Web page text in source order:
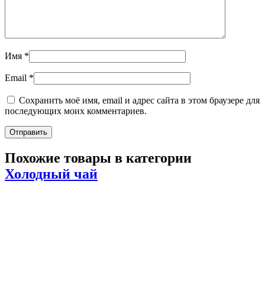
Имя *
Email *
Сохранить моё имя, email и адрес сайта в этом браузере для
последующих моих комментариев.
Похожие товары в категории
Холодный чай